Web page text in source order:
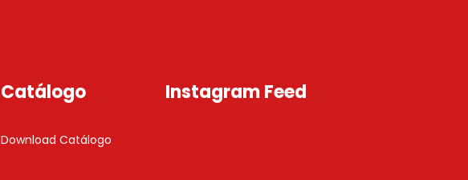
Catálogo
Download Catálogo
Instagram Feed